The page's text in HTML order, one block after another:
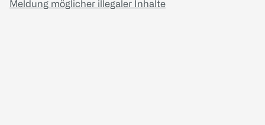
Meldung möglicher illegaler Inhalte